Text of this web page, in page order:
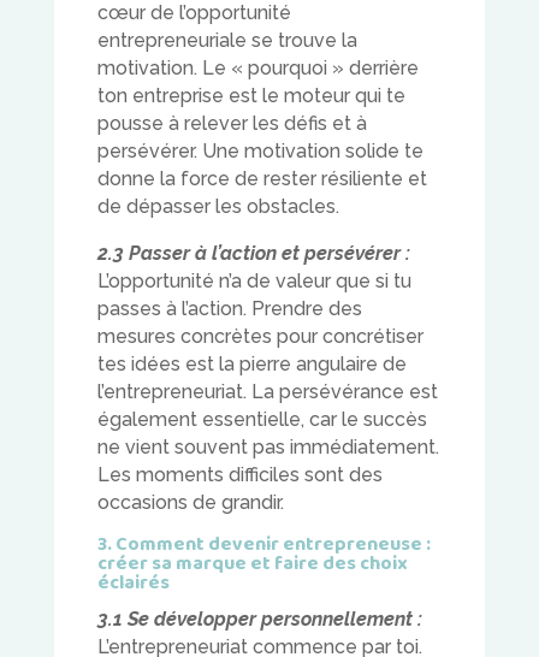
cœur de l’opportunité
entrepreneuriale se trouve la
motivation. Le « pourquoi » derrière
ton entreprise est le moteur qui te
pousse à relever les défis et à
persévérer. Une motivation solide te
donne la force de rester résiliente et
de dépasser les obstacles.
2.3 Passer à l’action et persévérer :
L’opportunité n’a de valeur que si tu
passes à l’action. Prendre des
mesures concrètes pour concrétiser
tes idées est la pierre angulaire de
l’entrepreneuriat. La persévérance est
également essentielle, car le succès
ne vient souvent pas immédiatement.
Les moments difficiles sont des
occasions de grandir.
3. Comment devenir entrepreneuse :
créer sa marque et faire des choix
éclairés
3.1 Se développer personnellement :
L’entrepreneuriat commence par toi.